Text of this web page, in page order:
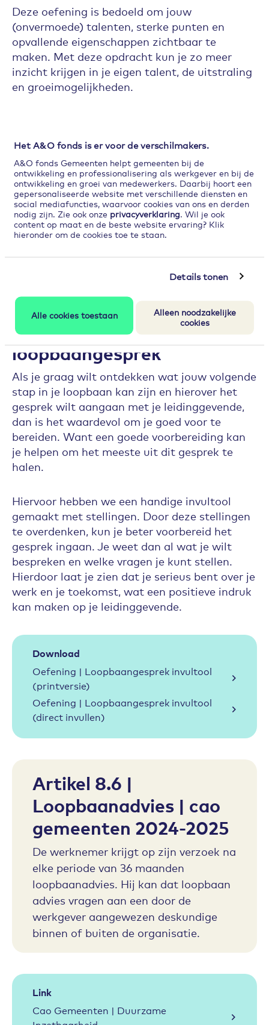
Het A&O fonds is er voor de verschilmakers.
A&O fonds Gemeenten helpt gemeenten bij de
ontwikkeling en professionalisering als werkgever en bij de
ontwikkeling en groei van medewerkers. Daarbij hoort een
gepersonaliseerde website met verschillende diensten en
social mediafuncties, waarvoor cookies van ons en derden
nodig zijn. Zie ook onze privacyverklaring . Wil je ook
content op maat en de beste website ervaring? Klik
hieronder om de cookies toe te staan.
Details tonen
Alle cookies toestaan
Alleen noodzakelijke
cookies
Deze oefening is bedoeld om jouw
(onvermoede) talenten, sterke punten en
opvallende eigenschappen zichtbaar te
maken. Met deze opdracht kun je zo meer
inzicht krijgen in je eigen talent, de uitstraling
en groeimogelijkheden.
de feedbackvragen privé en zakelijk andere
kanten laat zien.
Download
Oefening | 360 graden feedback
Voorbereiding
loopbaangesprek
Als je graag wilt ontdekken wat jouw volgende
stap in je loopbaan kan zijn en hierover het
gesprek wilt aangaan met je leidinggevende,
dan is het waardevol om je goed voor te
bereiden. Want een goede voorbereiding kan
je helpen om het meeste uit dit gesprek te
halen.
Hiervoor hebben we een handige invultool
gemaakt met stellingen. Door deze stellingen
te overdenken, kun je beter voorbereid het
gesprek ingaan. Je weet dan al wat je wilt
bespreken en welke vragen je kunt stellen.
Hierdoor laat je zien dat je serieus bent over je
werk en je toekomst, wat een positieve indruk
kan maken op je leidinggevende.
Download
Oefening | Loopbaangesprek invultool
(printversie)
Oefening | Loopbaangesprek invultool
(direct invullen)
Artikel 8.6 |
Loopbaanadvies | cao
gemeenten 2024-2025
De werknemer krijgt op zijn verzoek na
elke periode van 36 maanden
loopbaanadvies. Hij kan dat loopbaan
advies vragen aan een door de
werkgever aangewezen deskundige
binnen of buiten de organisatie.
Link
Cao Gemeenten | Duurzame